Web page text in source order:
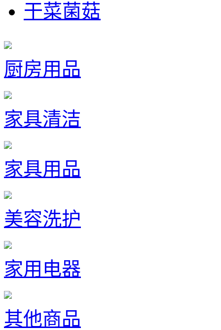
干菜菌菇
厨房用品
家具清洁
家具用品
美容洗护
家用电器
其他商品